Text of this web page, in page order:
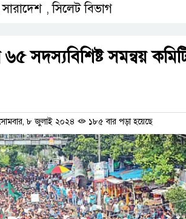
সারাদেশ ,সিলেট বিভাগ
সদস্যবিশিষ্ট সমন্বয়
৮ জুলাই ২০২৪ ১৮৫ বার পড়া হয়েছে